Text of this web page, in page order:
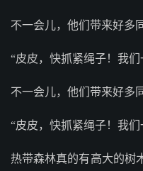
不一会儿，他们带来好多
“皮皮，快抓紧绳子！我
不一会儿，他们带来好多
“皮皮，快抓紧绳子！我
热带森林真的有高大的树